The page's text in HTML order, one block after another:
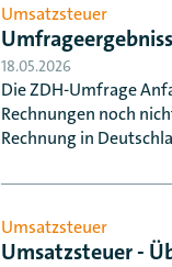
Umsatzsteuer
18.05.2026
Die ZDH-Umfrage
Rechnungen noch
Rechnung in
Umsatzsteuer
Umsatzsteuer -